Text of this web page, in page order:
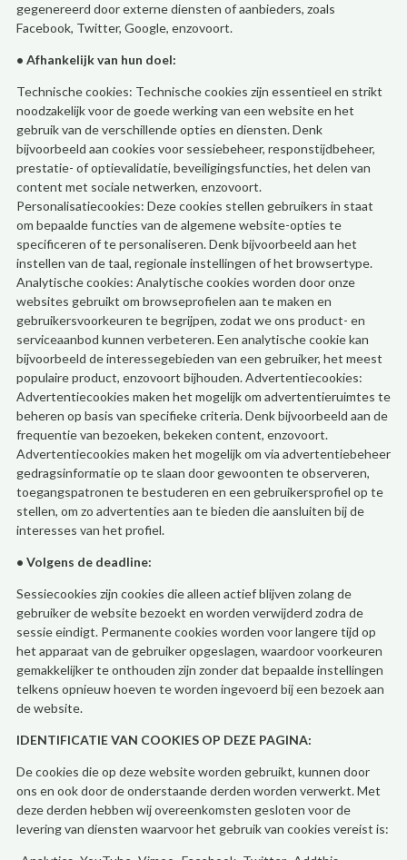
gegenereerd door externe diensten of aanbieders, zoals
Facebook, Twitter, Google, enzovoort.
• Afhankelijk van hun doel:
Technische cookies: Technische cookies zijn essentieel en strikt
noodzakelijk voor de goede werking van een website en het
gebruik van de verschillende opties en diensten. Denk
bijvoorbeeld aan cookies voor sessiebeheer, responstijdbeheer,
prestatie- of optievalidatie, beveiligingsfuncties, het delen van
content met sociale netwerken, enzovoort.
Personalisatiecookies: Deze cookies stellen gebruikers in staat
om bepaalde functies van de algemene website-opties te
specificeren of te personaliseren. Denk bijvoorbeeld aan het
instellen van de taal, regionale instellingen of het browsertype.
Analytische cookies: Analytische cookies worden door onze
websites gebruikt om browseprofielen aan te maken en
gebruikersvoorkeuren te begrijpen, zodat we ons product- en
serviceaanbod kunnen verbeteren. Een analytische cookie kan
bijvoorbeeld de interessegebieden van een gebruiker, het meest
populaire product, enzovoort bijhouden. Advertentiecookies:
Advertentiecookies maken het mogelijk om advertentieruimtes te
beheren op basis van specifieke criteria. Denk bijvoorbeeld aan de
frequentie van bezoeken, bekeken content, enzovoort.
Advertentiecookies maken het mogelijk om via advertentiebeheer
gedragsinformatie op te slaan door gewoonten te observeren,
toegangspatronen te bestuderen en een gebruikersprofiel op te
stellen, om zo advertenties aan te bieden die aansluiten bij de
interesses van het profiel.
• Volgens de deadline:
Sessiecookies zijn cookies die alleen actief blijven zolang de
gebruiker de website bezoekt en worden verwijderd zodra de
sessie eindigt. Permanente cookies worden voor langere tijd op
het apparaat van de gebruiker opgeslagen, waardoor voorkeuren
gemakkelijker te onthouden zijn zonder dat bepaalde instellingen
telkens opnieuw hoeven te worden ingevoerd bij een bezoek aan
de website.
IDENTIFICATIE VAN COOKIES OP DEZE PAGINA:
De cookies die op deze website worden gebruikt, kunnen door
ons en ook door de onderstaande derden worden verwerkt. Met
deze derden hebben wij overeenkomsten gesloten voor de
levering van diensten waarvoor het gebruik van cookies vereist is: